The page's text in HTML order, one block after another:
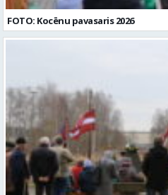
FOTO: Kocēnu pavasaris 2026